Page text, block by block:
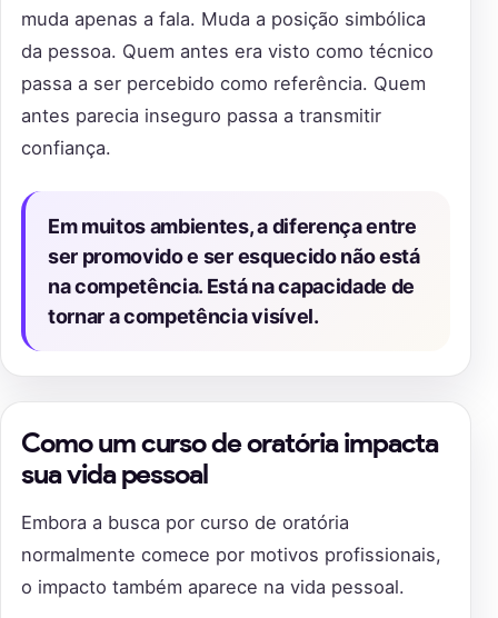
muda apenas a fala. Muda a posição simbólica
da pessoa. Quem antes era visto como técnico
passa a ser percebido como referência. Quem
antes parecia inseguro passa a transmitir
confiança.
Em muitos ambientes, a diferença entre
ser promovido e ser esquecido não está
na competência. Está na capacidade de
tornar a competência visível.
Como um curso de oratória impacta
sua vida pessoal
Embora a busca por curso de oratória
normalmente comece por motivos profissionais,
o impacto também aparece na vida pessoal.